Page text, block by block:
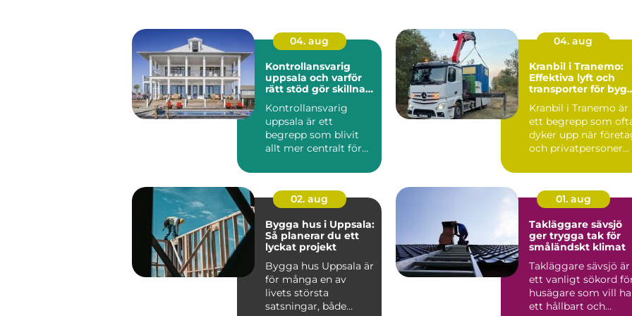
04. aug
Kontrollansvarig
uppsala och varför
rätt stöd gör skillnad
Kontrollansvarig
uppsala är ett
begrepp som blivit
allt mer centralt för
företag ...
04. aug
Kranbil i Tranemo:
Effektiva lyft och
transporter för
Kranbil i Tranemo är
ett begrepp som
dyker upp när
och privatpersoner
02. aug
Bygga hus i Uppsala:
Så planerar du ett
lyckat projekt
Bygga hus Uppsala är
för många en av
livets största
satsningar, både
01. aug
Takläggare sävsjö
ger trygga tak för
småländskt klimat
Takläggare sävsjö är
ett vanligt sökord
husägare som vill ha
ett hållbart och